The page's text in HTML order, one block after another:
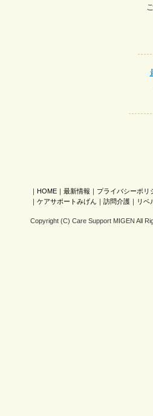
ご
｜ HOME ｜ 最新情報 ｜ プライバシーポリ
｜ ケアサポートみげん ｜ 訪問介護 ｜ リベ
Copyright (C) Care Support MIGEN All